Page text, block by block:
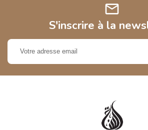
mail
S'inscrire à la